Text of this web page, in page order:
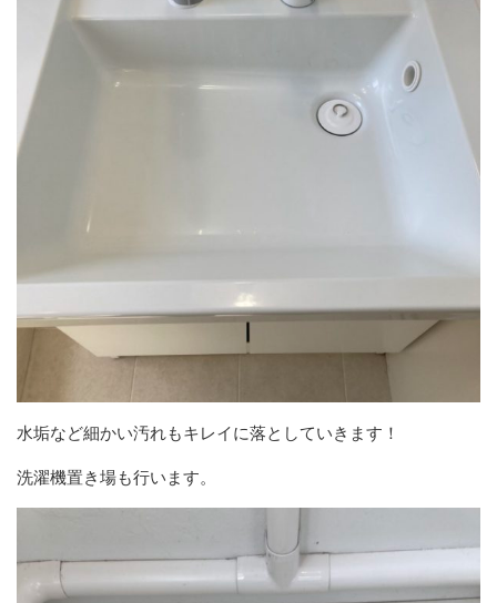
水垢など細かい汚れもキレイに落としていきます！
洗濯機置き場も行います。